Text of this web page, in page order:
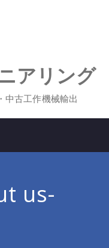
アリング
中古工作機械輸出
us-